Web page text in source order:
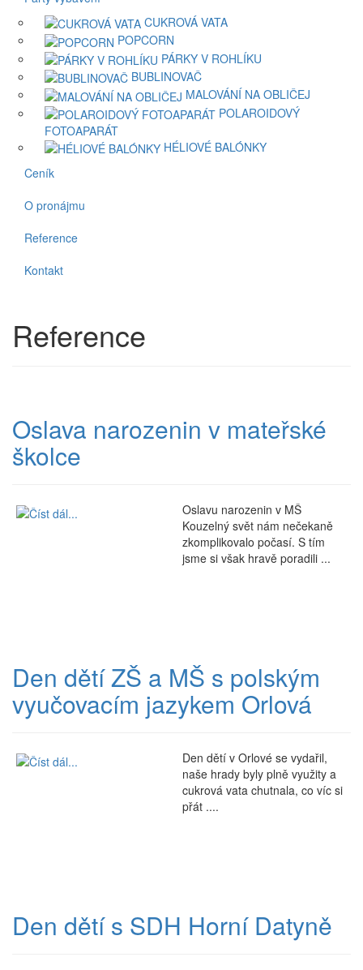
CUKROVÁ VATA
POPCORN
PÁRKY V ROHLÍKU
BUBLINOVAČ
MALOVÁNÍ NA OBLIČEJ
POLAROIDOVÝ
FOTOAPARÁT
HÉLIOVÉ BALÓNKY
Ceník
O pronájmu
Reference
Kontakt
Reference
Oslava narozenin v mateřské
školce
Oslavu narozenin v MŠ
Kouzelný svět nám nečekaně
zkomplikovalo počasí. S tím
jsme si však hravě poradili ...
Den dětí ZŠ a MŠ s polským
vyučovacím jazykem Orlová
Den dětí v Orlové se vydařil,
naše hrady byly plně využity a
cukrová vata chutnala, co víc si
přát ....
Den dětí s SDH Horní Datyně